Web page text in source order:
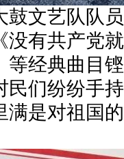
鼓文艺队队
没有共产党
等经典曲目
民们纷纷手
满是对祖国